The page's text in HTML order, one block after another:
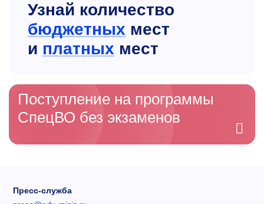
Узнай количество
бюджетных мест
и платных мест
Поступление на программы
СпецВО без экзаменов
Пресс-служба